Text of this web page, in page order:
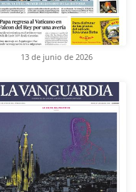
13 de junio de 2026